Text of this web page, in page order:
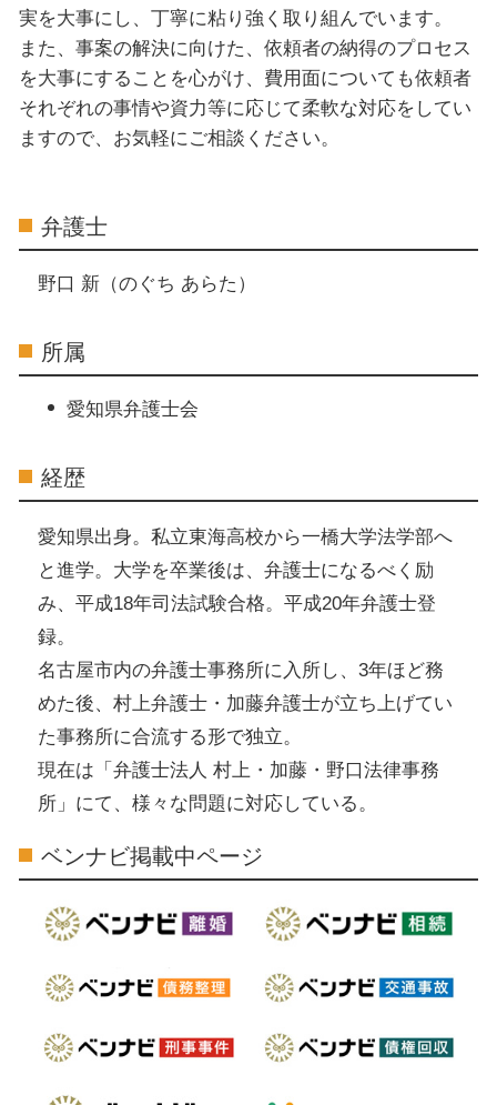
実を大事にし、丁寧に粘り強く取り組んでいます。
また、事案の解決に向けた、依頼者の納得のプロセス
を大事にすることを心がけ、費用面についても依頼者
それぞれの事情や資力等に応じて柔軟な対応をしてい
ますので、お気軽にご相談ください。
弁護士
野口 新（のぐち あらた）
所属
愛知県弁護士会
経歴
愛知県出身。私立東海高校から一橋大学法学部へ
と進学。大学を卒業後は、弁護士になるべく励
み、平成18年司法試験合格。平成20年弁護士登
録。
名古屋市内の弁護士事務所に入所し、3年ほど務
めた後、村上弁護士・加藤弁護士が立ち上げてい
た事務所に合流する形で独立。
現在は「弁護士法人 村上・加藤・野口法律事務
所」にて、様々な問題に対応している。
ベンナビ掲載中ページ